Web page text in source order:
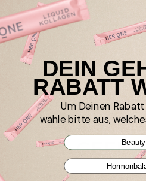
404
Die Seite, die Sie gesucht
DEIN
RABATT
Um Deinen
wähle bitte aus,
Beauty